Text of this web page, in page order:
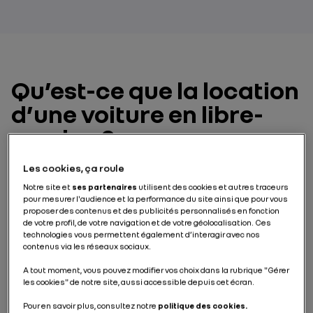
Qu’est-ce que la location
d’une voiture en libre-
service ?
Le libre-service, appliqué à la voiture, est
d’autopartagegrâce auquel une personne peut
disposer d’un véhicule à tout moment, souvent pour
une courte durée et sans passer par un intermédiaire.
Cette forme demobilité partagéepermet à ses
usagers de bénéficier d’un véhicule en fonction de
leurs besoins, sans en supporter le coût global. Le
libre-service se développe surtout dans les villes,
souvent bien desservies par les transports en
toujours rentable par rapport à son utilisation. En
Les cookies, ça roule
Notre site et ses partenaires utilisent des cookies et autres traceurs
pour mesurer l'audience et la performance du site ainsi que pour vous
proposer des contenus et des publicités personnalisés en fonction
de votre profil, de votre navigation et de votre géolocalisation. Ces
technologies vous permettent également d’interagir avec nos
contenus via les réseaux sociaux.
A tout moment, vous pouvez modifier vos choix dans la rubrique "Gérer
les cookies" de notre site, aussi accessible depuis cet écran.
Pour en savoir plus, consultez notre politique des cookies.